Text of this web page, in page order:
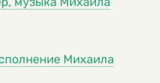
Михаила